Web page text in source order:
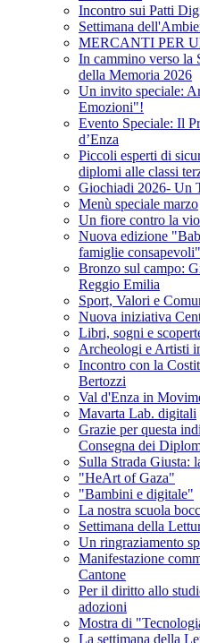
Incontro sui Patti
Settimana
MERCANTI PER
In cammino verso la
della Memoria 2026
Un invito speciale:
Emozioni"!
Evento Speciale: Il
d’Enza
Piccoli esperti di
diplomi alle classi
Giochiadi 2026- Un
Menù speciale marzo
Un fiore contro la
Nuova edizione
famiglie consapevoli"
Bronzo sul campo:
Reggio Emilia
Sport, Valori e
Nuova iniziativa
Libri, sogni e
Archeologi e Artisti
Incontro con la
Bertozzi
Val d'Enza in
Mavarta Lab. digitali
Grazie per questa
Consegna dei
Sulla Strada Giusta:
"HeArt of Gaza"
"Bambini e digitale"
La nostra scuola
Settimana della
Un ringraziamento
Manifestazione
Cantone
Per il diritto allo
adozioni
Mostra di
La settimana della